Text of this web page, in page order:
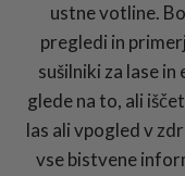
ustne votline.
pregledi in
sušilniki za lase
glede na to, ali
las ali vpogled v
vse bistvene